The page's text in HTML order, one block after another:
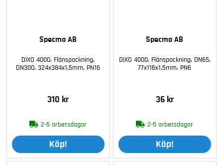
Specma AB
DIXO 4000, Flänspackning,
DN300, 324x384x1,5mm, PN16
310 kr
2-5 arbetsdagar
Köp!
Specma AB
DIXO 4000, Flänspackning, DN65,
77x116x1,5mm, PN6
36 kr
2-5 arbetsdagar
Köp!